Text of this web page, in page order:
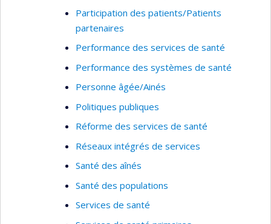
Participation des patients/Patients
partenaires
Performance des services de santé
Performance des systèmes de santé
Personne âgée/Ainés
Politiques publiques
Réforme des services de santé
Réseaux intégrés de services
Santé des aînés
Santé des populations
Services de santé